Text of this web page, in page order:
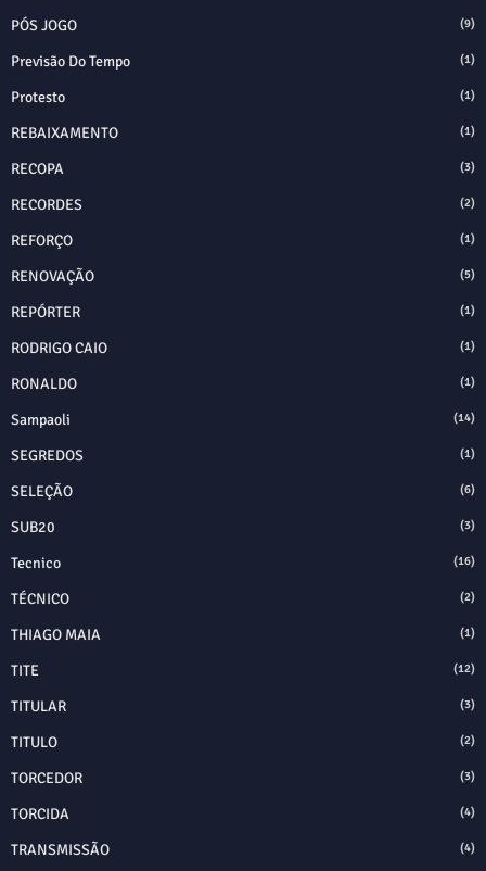
PÓS JOGO (9)
Previsão Do Tempo (1)
Protesto (1)
REBAIXAMENTO (1)
RECOPA (3)
RECORDES (2)
REFORÇO (1)
RENOVAÇÃO (5)
REPÓRTER (1)
RODRIGO CAIO (1)
RONALDO (1)
Sampaoli (14)
SEGREDOS (1)
SELEÇÃO (6)
SUB20 (3)
Tecnico (16)
TÉCNICO (2)
THIAGO MAIA (1)
TITE (12)
TITULAR (3)
TITULO (2)
TORCEDOR (3)
TORCIDA (4)
TRANSMISSÃO (4)